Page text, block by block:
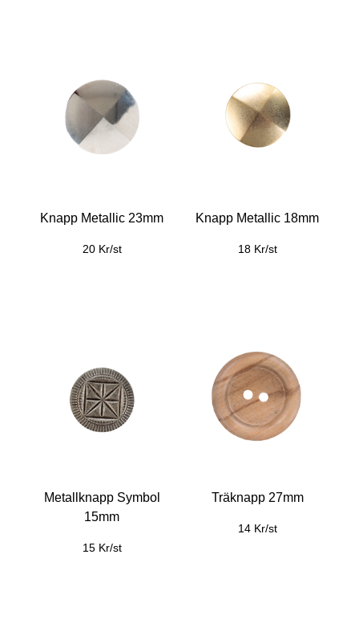
Knapp Metallic 23mm
20 Kr/st
Knapp Metallic 18mm
18 Kr/st
Metallknapp Symbol
15mm
15 Kr/st
Träknapp 27mm
14 Kr/st